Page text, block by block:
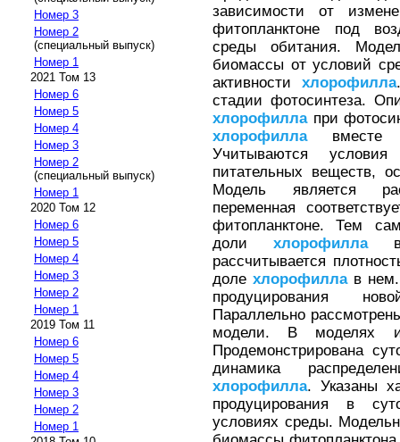
Номер 3
Номер 2
(специальный выпуск)
Номер 1
2021 Том 13
Номер 6
Номер 5
Номер 4
Номер 3
Номер 2
(специальный выпуск)
Номер 1
2020 Том 12
Номер 6
Номер 5
Номер 4
Номер 3
Номер 2
Номер 1
2019 Том 11
Номер 6
Номер 5
Номер 4
Номер 3
Номер 2
Номер 1
зависимости от
фитопланктоне под
среды обитания.
биомассы от условий
активностихлорофилла
стадии фотосинтеза.
хлорофиллапри
хлорофиллавместе с
Учитываются
питательных веществ,
Модель является
переменная
фитопланктоне. Тем
долихлорофиллав
рассчитывается
долехлорофиллав нем.
продуцирования
Параллельно
модели. В моделях
Продемонстрирована
динамика
хлорофилла. Указаны
продуцирования в
условиях среды.